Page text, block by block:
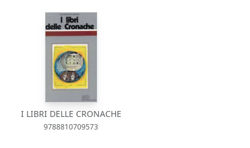
I LIBRI DELLE CRONACHE
9788810709573